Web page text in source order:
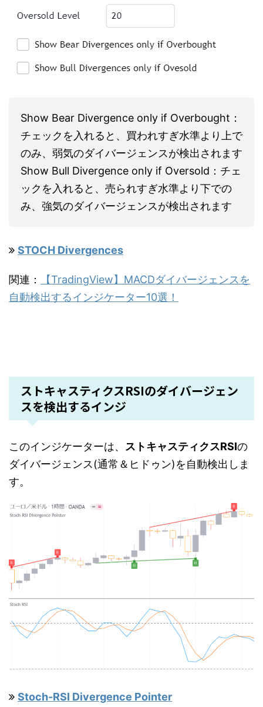
Show Bear Divergence only if Overbought：
チェックを入れると、買われすぎ水準より上で
のみ、弱気のダイバージェンスが検出されます
Show Bull Divergence only if Oversold：チェ
ックを入れると、売られすぎ水準より下での
み、強気のダイバージェンスが検出されます
STOCH Divergences
関連：
【TradingView】MACDダイバージェンスを
自動検出するインジケーター10選！
ストキャスティクスRSIのダイバージェン
スを検出するインジ
このインジケーターは、 ストキャスティクスRSIの
ダイバージェンス(通常＆ヒドゥン)を自動検出しま
す。
Stoch-RSI Divergence Pointer